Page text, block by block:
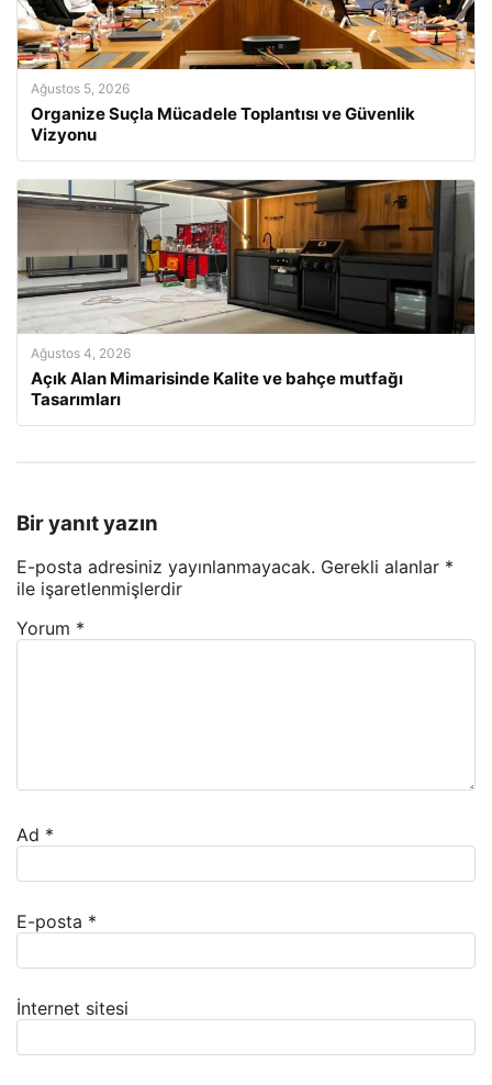
Ağustos 5, 2026
Organize Suçla Mücadele Toplantısı ve Güvenlik
Vizyonu
Ağustos 4, 2026
Açık Alan Mimarisinde Kalite ve bahçe mutfağı
Tasarımları
Bir yanıt yazın
E-posta adresiniz yayınlanmayacak. Gerekli alanlar *
ile işaretlenmişlerdir
Yorum *
Ad *
E-posta *
İnternet sitesi